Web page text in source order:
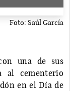
Foto: Saúl García
una de sus
al cementerio
en el Día de